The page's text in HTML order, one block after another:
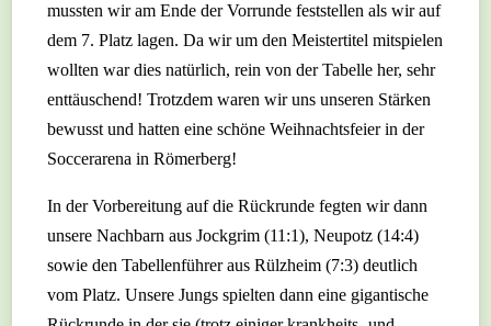
mussten wir am Ende der Vorrunde feststellen als wir auf
dem 7. Platz lagen. Da wir um den Meistertitel mitspielen
wollten war dies natürlich, rein von der Tabelle her, sehr
enttäuschend! Trotzdem waren wir uns unseren Stärken
bewusst und hatten eine schöne Weihnachtsfeier in der
Soccerarena in Römerberg!
In der Vorbereitung auf die Rückrunde fegten wir dann
unsere Nachbarn aus Jockgrim (11:1), Neupotz (14:4)
sowie den Tabellenführer aus Rülzheim (7:3) deutlich
vom Platz. Unsere Jungs spielten dann eine gigantische